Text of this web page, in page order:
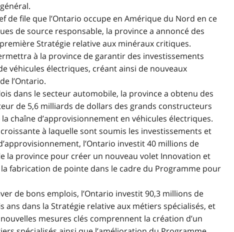
de file que l’Ontario occupe en Amérique du Nord en ce
de source responsable, la province a annoncé des
Stratégie relative aux minéraux critiques.
à la province de garantir des investissements
véhicules électriques, créant ainsi de nouveaux
l’Ontario.
dans le secteur automobile, la province a obtenu des
de 5,6 milliards de dollars des grands constructeurs
chaîne d’approvisionnement en véhicules électriques.
à laquelle sont soumis les investissements et
l’Ontario investit 40 millions de
la province pour créer un nouveau volet Innovation et
fabrication de pointe dans le cadre du Programme pour
de bons emplois, l’Ontario investit 90,3 millions de
dans la Stratégie relative aux métiers spécialisés, et
mesures clés comprennent la création d’un